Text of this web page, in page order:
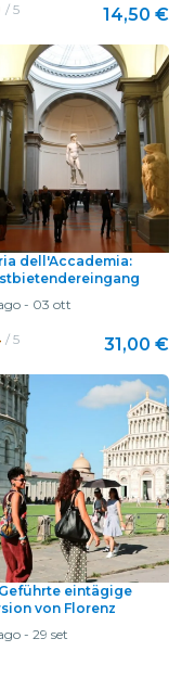
/ 5 14,50 €
dell'Accademia:
- 03 ott
/ 5 31,00 €
eintägige
von Florenz
- 29 set